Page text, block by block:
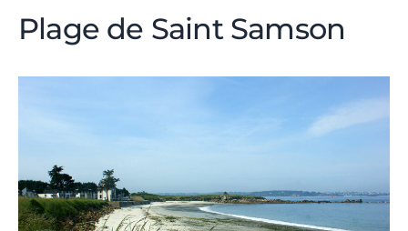
Plage de Saint Samson